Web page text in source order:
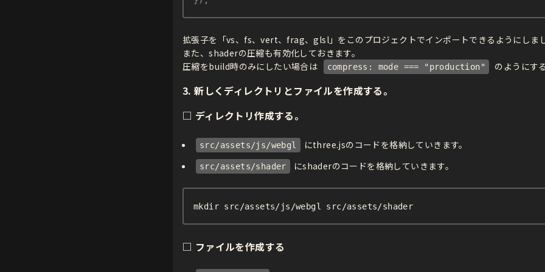
拡張子を「vs、fs、vert、frag、glsl」をこのプロジェクトでインポートできるようにしまし
また、shaderの圧縮も有効化しておきます。
圧縮をbuild時のみにしたい場合は
compress: mode === "production" のようにす
3. 新しくディレクトリとファイルを作成する。
□ ディレクトリ作成する。
src/assets/js/webgl にthree.jsのコードを格納していきます。
src/assets/shader にshaderのコードを格納していきます。
mkdir src/assets/js/webgl src/assets/shader
□ ファイルを作成する